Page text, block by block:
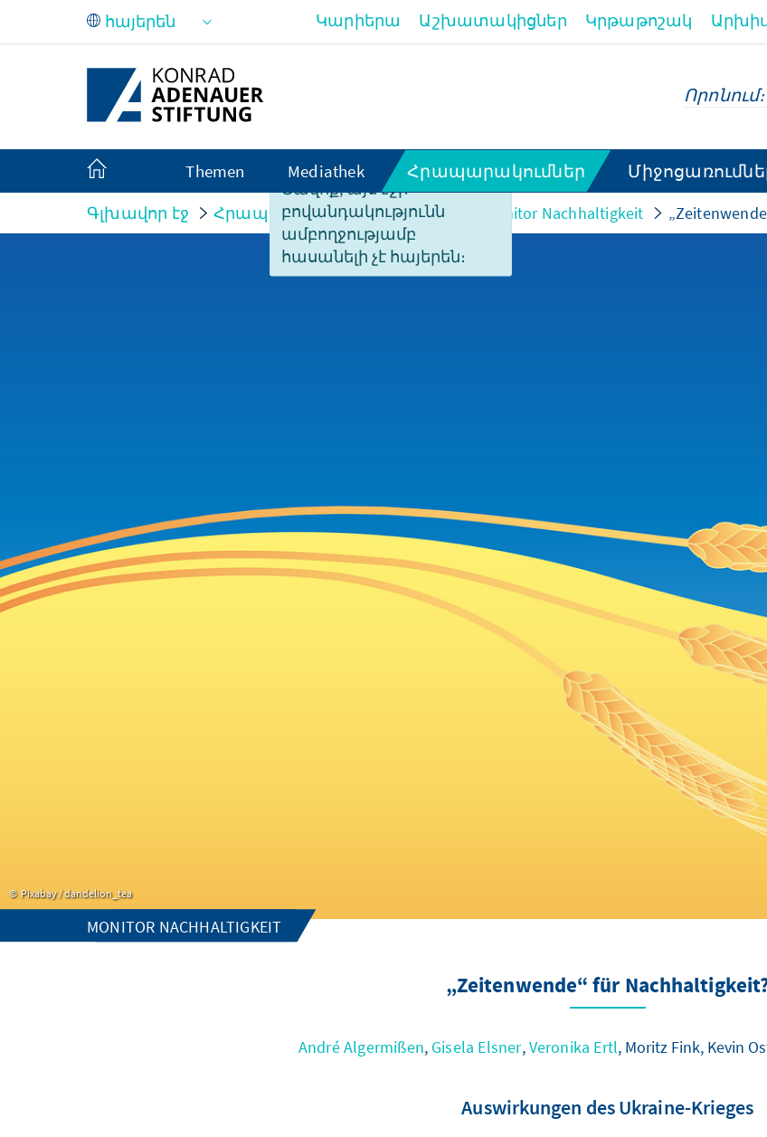
Skip to Main Content
Ցավոք, այս էջի
բովանդակությունն
ամբողջությամբ
հասանելի չէ հայերեն։
Կարիերա Աշխատակիցներ Կրթաթոշակ
Themen Mediathek Հրապարակումներ
Գլխավոր էջ Հրապարակումներ Monitor Monitor Nachhaltigkeit
Pixabay / dandelion_tea
MONITOR NACHHALTIGKEIT
„Zeitenwende“ für
André Algermißen, Gisela Elsner,Veronika Ertl, Moritz Fink, Kevin
Auswirkungen des Ukraine-Krieges